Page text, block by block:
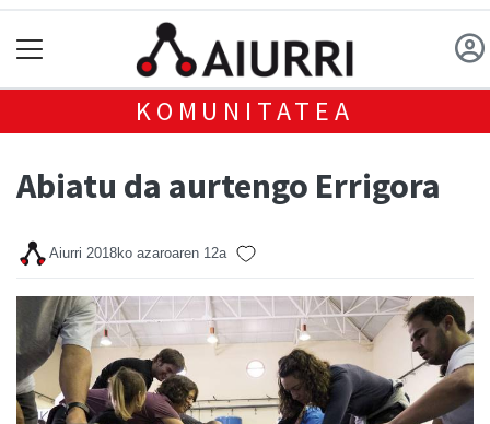
KOMUNITATEA
Abiatu da aurtengo Errigora
Aiurri 2018ko azaroaren 12a